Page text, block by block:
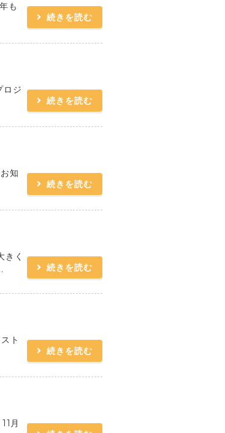
も
続きを読む
ロジ
続きを読む
知
続きを読む
きく
続きを読む
ト
続きを読む
月